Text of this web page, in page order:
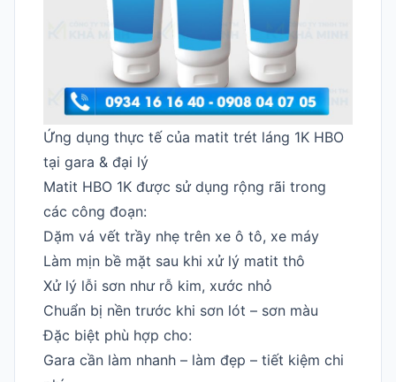
Ứng dụng thực tế của matit trét láng 1K HBO
tại gara & đại lý
Matit HBO 1K được sử dụng rộng rãi trong
các công đoạn:
Dặm vá vết trầy nhẹ trên xe ô tô, xe máy
Làm mịn bề mặt sau khi xử lý matit thô
Xử lý lỗi sơn như rỗ kim, xước nhỏ
Chuẩn bị nền trước khi sơn lót – sơn màu
Đặc biệt phù hợp cho:
Gara cần làm nhanh – làm đẹp – tiết kiệm chi